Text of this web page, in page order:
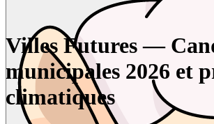
Villes Futures —
municipales 2026 et
climatiques